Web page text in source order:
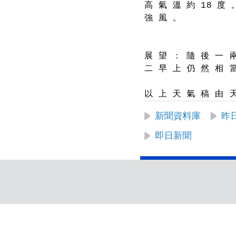
高 氣 溫 約 18 度
強 風 。
展 望 ： 隨 後 一
二 早 上 仍 然 相
以 上 天 氣 稿 由
新聞資料庫 昨
即日新聞